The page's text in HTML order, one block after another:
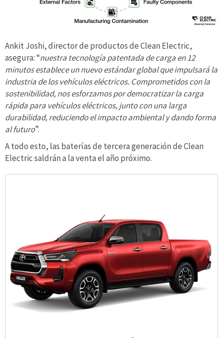
Ankit Joshi, director de productos de Clean Electric,
asegura: “nuestra tecnología patentada de carga en 12
minutos establece un nuevo estándar global que impulsará la
industria de los vehículos eléctricos. Comprometidos con la
sostenibilidad, nos esforzamos por democratizar la carga
rápida para vehículos eléctricos, junto con una larga
durabilidad, reduciendo el impacto ambiental y dando forma
al futuro”.
A todo esto, las baterías de tercera generación de Clean
Electric saldrán a la venta el año próximo.